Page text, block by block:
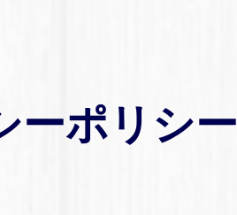
ーポリシー